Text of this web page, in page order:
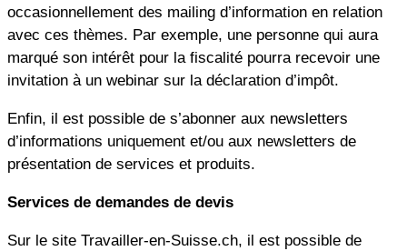
occasionnellement des mailing d’information en relation
avec ces thèmes. Par exemple, une personne qui aura
marqué son intérêt pour la fiscalité pourra recevoir une
invitation à un webinar sur la déclaration d’impôt.
Enfin, il est possible de s’abonner aux newsletters
d’informations uniquement et/ou aux newsletters de
présentation de services et produits.
Services de demandes de devis
Sur le site Travailler-en-Suisse.ch, il est possible de